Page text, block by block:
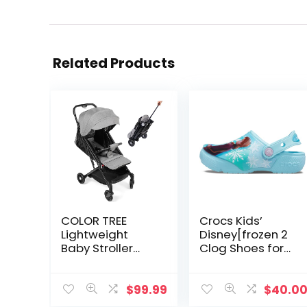
Related Products
COLOR TREE
Lightweight
Baby Stroller
Strollers for $99.99
Crocs Kids’
Disney[frozen 2
Clog Shoes for
$40.00